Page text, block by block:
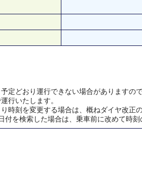
どおり運行できない場合がありますので
行いたします。
時刻を変更する場合は、概ねダイヤ改正
付を検索した場合は、乗車前に改めて時刻